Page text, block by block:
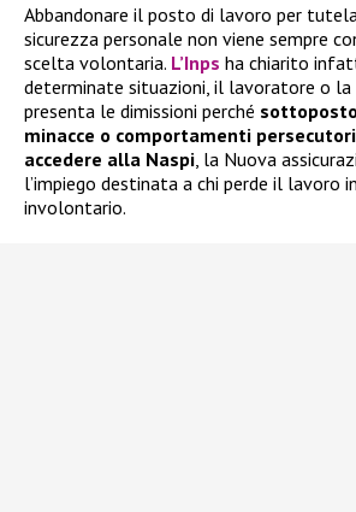
Abbandonare il posto di lavoro per
sicurezza personale non viene sempre
scelta volontaria. L’Inps ha chiarito
determinate situazioni, il lavoratore o la
presenta le dimissioni perché
minacce o comportamenti persecutori
accedere alla Naspi , la Nuova
l’impiego destinata a chi perde il lavoro
involontario.